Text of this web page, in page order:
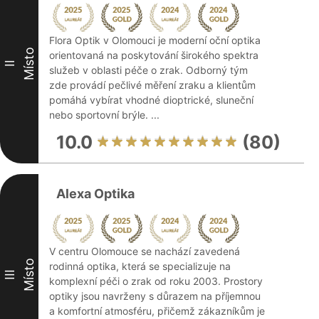
II Místo
Flora Optik v Olomouci je moderní oční optika
orientovaná na poskytování širokého spektra
služeb v oblasti péče o zrak. Odborný tým
zde provádí pečlivé měření zraku a klientům
pomáhá vybírat vhodné dioptrické, sluneční
nebo sportovní brýle. ...
10.0 (80)
III Místo
Alexa Optika
V centru Olomouce se nachází zavedená
rodinná optika, která se specializuje na
komplexní péči o zrak od roku 2003. Prostory
optiky jsou navrženy s důrazem na příjemnou
a komfortní atmosféru, přičemž zákazníkům je